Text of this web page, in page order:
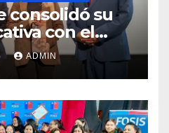
consolidó su
con el
Brotes 2026
ADMIN